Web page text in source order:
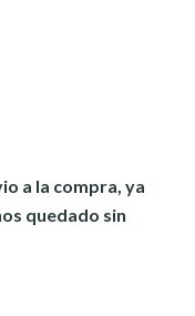
a la compra, ya
quedado sin